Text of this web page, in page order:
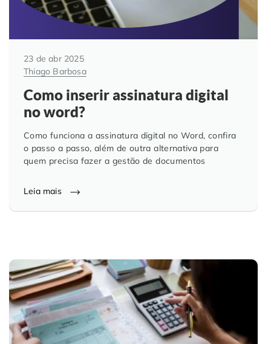
23 de abr 2025
Thiago Barbosa
Como inserir assinatura digital
no word?
Como funciona a assinatura digital no Word, confira
o passo a passo, além de outra alternativa para
quem precisa fazer a gestão de documentos
Leia mais